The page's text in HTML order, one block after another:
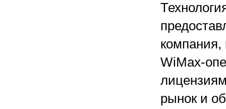
компания,
WiMax-
рынок и